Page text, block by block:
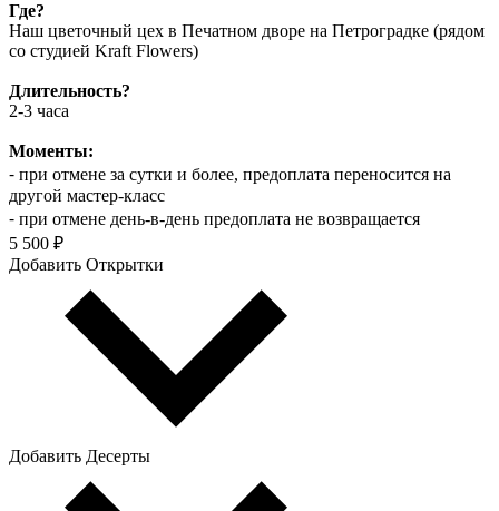
Где?
Наш цветочный цех в Печатном дворе на Петроградке (рядом
со студией Kraft Flowers)
Длительность?
2-3 часа
Моменты:
⁃ при отмене за сутки и более, предоплата переносится на
другой мастер-класс
⁃ при отмене день-в-день предоплата не возвращается
5 500 ₽
Добавить Открытки
Добавить Десерты